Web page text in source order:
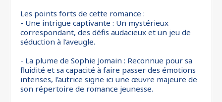
Les points forts de cette romance :
- Une intrigue captivante : Un mystérieux
correspondant, des défis audacieux et un jeu de
séduction à l'aveugle.
- La plume de Sophie Jomain : Reconnue pour sa
fluidité et sa capacité à faire passer des émotions
intenses, l'autrice signe ici une œuvre majeure de
son répertoire de romance jeunesse.